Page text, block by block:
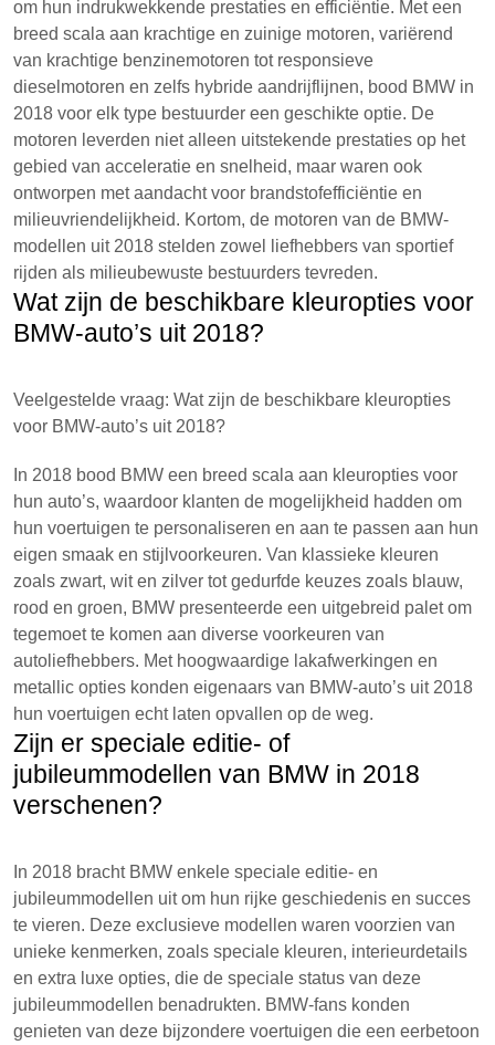
om hun indrukwekkende prestaties en efficiëntie. Met een
breed scala aan krachtige en zuinige motoren, variërend
van krachtige benzinemotoren tot responsieve
dieselmotoren en zelfs hybride aandrijflijnen, bood BMW in
2018 voor elk type bestuurder een geschikte optie. De
motoren leverden niet alleen uitstekende prestaties op het
gebied van acceleratie en snelheid, maar waren ook
ontworpen met aandacht voor brandstofefficiëntie en
milieuvriendelijkheid. Kortom, de motoren van de BMW-
modellen uit 2018 stelden zowel liefhebbers van sportief
rijden als milieubewuste bestuurders tevreden.
Wat zijn de beschikbare kleuropties voor
BMW-auto’s uit 2018?
Veelgestelde vraag: Wat zijn de beschikbare kleuropties
voor BMW-auto’s uit 2018?
In 2018 bood BMW een breed scala aan kleuropties voor
hun auto’s, waardoor klanten de mogelijkheid hadden om
hun voertuigen te personaliseren en aan te passen aan hun
eigen smaak en stijlvoorkeuren. Van klassieke kleuren
zoals zwart, wit en zilver tot gedurfde keuzes zoals blauw,
rood en groen, BMW presenteerde een uitgebreid palet om
tegemoet te komen aan diverse voorkeuren van
autoliefhebbers. Met hoogwaardige lakafwerkingen en
metallic opties konden eigenaars van BMW-auto’s uit 2018
hun voertuigen echt laten opvallen op de weg.
Zijn er speciale editie- of
jubileummodellen van BMW in 2018
verschenen?
In 2018 bracht BMW enkele speciale editie- en
jubileummodellen uit om hun rijke geschiedenis en succes
te vieren. Deze exclusieve modellen waren voorzien van
unieke kenmerken, zoals speciale kleuren, interieurdetails
en extra luxe opties, die de speciale status van deze
jubileummodellen benadrukten. BMW-fans konden
genieten van deze bijzondere voertuigen die een eerbetoon